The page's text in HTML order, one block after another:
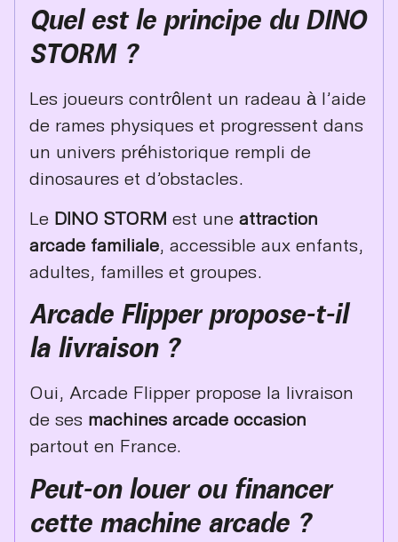
Quel est le principe du DINO
STORM ?
Les joueurs contrôlent un radeau à l’aide
de rames physiques et progressent dans
un univers préhistorique rempli de
dinosaures et d’obstacles.
Le DINO STORM est une attraction
arcade familiale, accessible aux enfants,
adultes, familles et groupes.
Arcade Flipper propose-t-il
la livraison ?
Oui, Arcade Flipper propose la livraison
de ses machines arcade occasion
partout en France.
Peut-on louer ou financer
cette machine arcade ?